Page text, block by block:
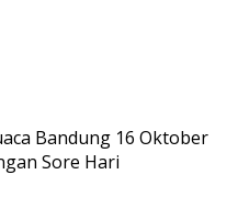
Bandung 16 Oktober
Sore Hari